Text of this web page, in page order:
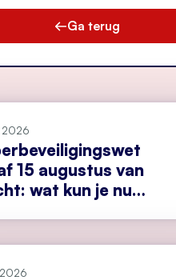
Ga terug
2026
15 augustus van
wat kun je nu